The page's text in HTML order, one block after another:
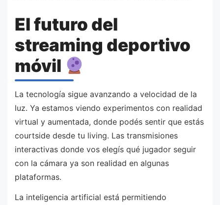
El futuro del
streaming deportivo
móvil
La tecnología sigue avanzando a velocidad de la
luz. Ya estamos viendo experimentos con realidad
virtual y aumentada, donde podés sentir que estás
courtside desde tu living. Las transmisiones
interactivas donde vos elegís qué jugador seguir
con la cámara ya son realidad en algunas
plataformas.
La inteligencia artificial está permitiendo